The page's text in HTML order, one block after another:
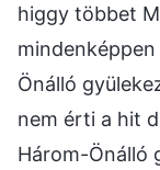
higgy többet
Önálló
nem érti a hit
Három-Önálló